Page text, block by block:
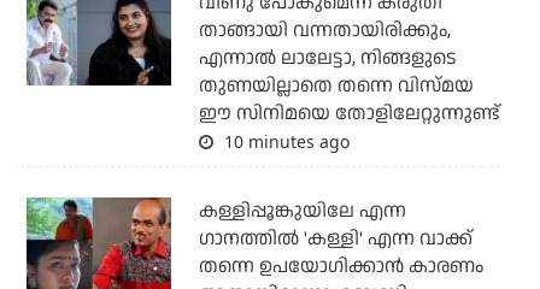
താങ്ങായി വന്നതായിരിക്കും,
എന്നാല്‍ ലാലേട്ടാ, നിങ്ങളുടെ
തുണയില്ലാതെ തന്നെ വിസ്മയ
ഈ സിനിമയെ തോളിലേറ്റുന്നുണ്ട്
10 minutes ago
കള്ളിപ്പൂങ്കുയിലേ എന്ന
ഗാനത്തിൽ 'കള്ളി' എന്ന വാക്ക്
തന്നെ ഉപയോഗിക്കാൻ കാരണം